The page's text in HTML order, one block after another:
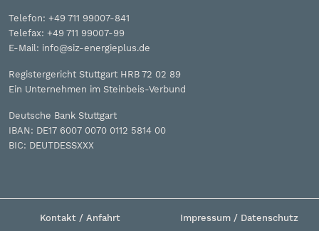
Telefon: +49 711 99007-841
Telefax: +49 711 99007-99
E-Mail: info@siz-energieplus.de
Registergericht Stuttgart HRB 72 02 89
Ein Unternehmen im Steinbeis-Verbund
Deutsche Bank Stuttgart
IBAN: DE17 6007 0070 0112 5814 00
BIC: DEUTDESSXXX
Kontakt / Anfahrt Impressum / Datenschutz